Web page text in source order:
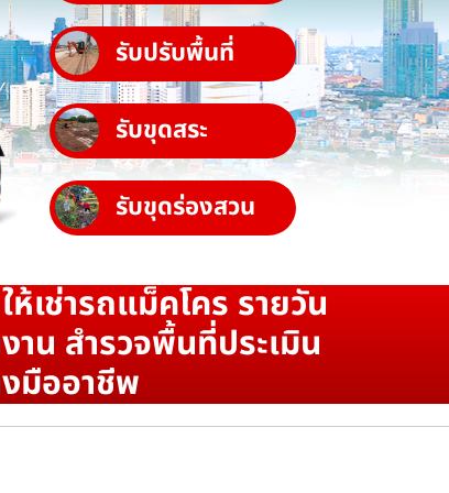
รับปรับพื้นที่
รับขุดสระ
รับขุดร่องสวน
เช่ารถแม็คโคร รายวัน
าน สำรวจพื้นที่ประเมิน
งมืออาชีพ